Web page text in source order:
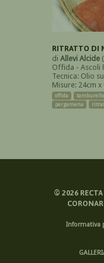
RITRATTO DI
di Allevi Alcide
Offida - Ascoli
Tecnica: Olio
Misure: 24cm x
offida tamburello
pergamena
© 2026RECTA
Informativa